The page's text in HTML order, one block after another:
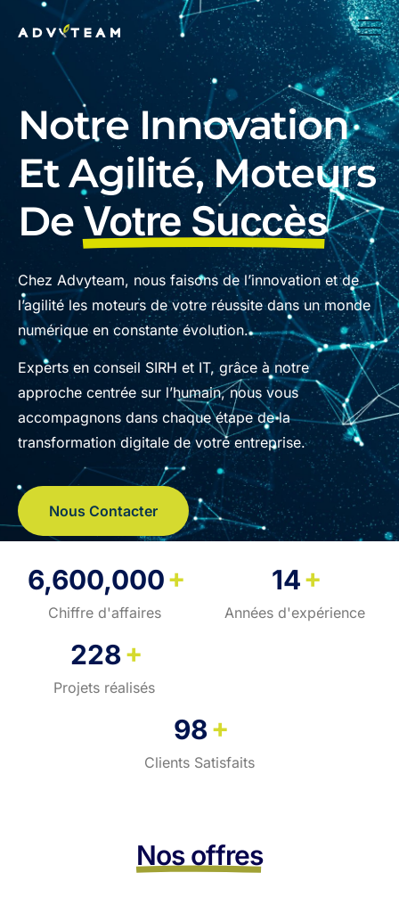
Notre Innovation
Et Agilité, Moteurs
De Votre Succès
Chez Advyteam, nous faisons de l’innovation et de
l’agilité les moteurs de votre réussite dans un monde
numérique en constante évolution.
Experts en conseil SIRH et IT, grâce à notre
approche centrée sur l’humain, nous vous
accompagnons dans chaque étape de la
transformation digitale de votre entreprise.
Nous Contacter
6,600,000+
Chiffre d'affaires
14+
Années d'expérience
228+
Projets réalisés
98+
Clients Satisfaits
Nos offres